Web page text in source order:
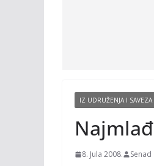
IZ UDRUŽENJA I SAVEZA
8. Jula 2008. Senad